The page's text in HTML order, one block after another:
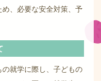
め、必要な安全対策、予
就学に際し、子どもの